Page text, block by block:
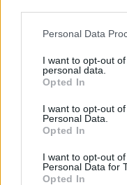
Personal Data
I want to opt-out
personal data.
Opted In
I want to opt-out
Personal Data.
Opted In
I want to opt-out
Personal Data for
Opted In
KEDVES
A keresett cikk a
regisztrációhoz
Portfolio.hu
Kötéslisták: